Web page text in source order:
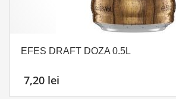
EFES DRAFT DOZA 0.5L
7,20 lei